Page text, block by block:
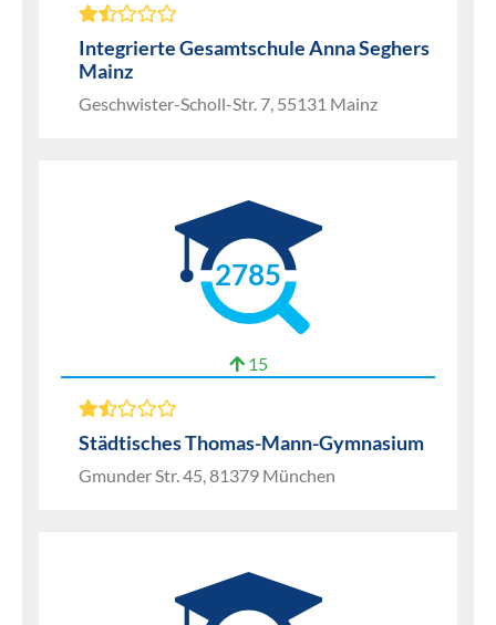
Integrierte Gesamtschule Anna Seghers
Mainz
Geschwister-Scholl-Str. 7, 55131 Mainz
2785
15
Städtisches Thomas-Mann-Gymnasium
Gmunder Str. 45, 81379 München